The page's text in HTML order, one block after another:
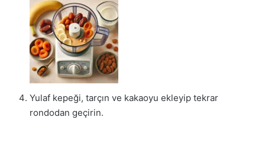
Yulaf kepeği, tarçın ve kakaoyu ekleyip tekrar
rondodan geçirin.